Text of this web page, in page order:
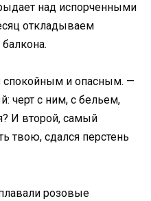
над испорченными
откладываем
спокойным и опасным. —
черт с ним, с бельем,
И второй, самый
твою, сдался перстень
розовые